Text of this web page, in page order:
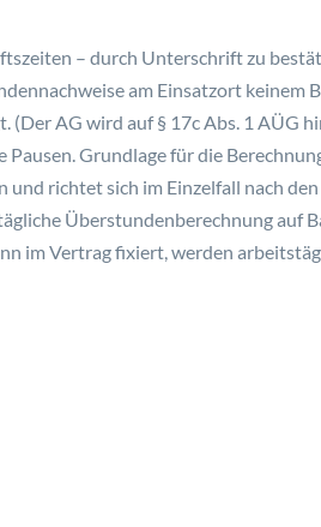
– durch Unterschrift zu
am Einsatzort keinem
AG wird auf § 17c Abs. 1 AÜG
Grundlage für die
richtet sich im Einzelfall nach
Überstundenberechnung auf
im Vertrag fixiert, werden